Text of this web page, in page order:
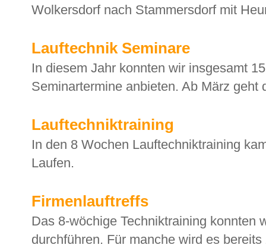
Wolkersdorf nach Stammersdorf mit
Lauftechnik Seminare
In diesem Jahr konnten wir insgesamt
Seminartermine anbieten. Ab März geht
Lauftechniktraining
In den 8 Wochen Lauftechniktraining
Laufen.
Firmenlauftreffs
Das 8-wöchige Techniktraining konnten
durchführen. Für manche wird es